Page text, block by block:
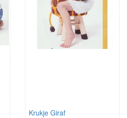
Krukje Giraf